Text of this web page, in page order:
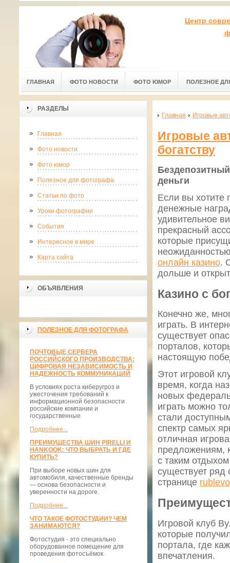
Центр
ГЛАВНАЯ ФОТО НОВОСТИ ФОТО ЮМОР ПОЛЕЗНОЕ
РАЗДЕЛЫ
Главная
Фото новости
Фото юмор
Полезное для фотографа
Статьи по фото
Уроки фотографии
События
Интересное в мире
Карта сайта
ОБЪЯВЛЕНИЯ
ПОЛЕЗНОЕ ДЛЯ ФОТОГРАФА
ПОЧТОВЫЕ СЕРВЕРА
РОССИЙСКОГО ПРОИЗВОДСТВА:
ЦИФРОВАЯ НЕЗАВИСИМОСТЬ И
НАДЕЖНОСТЬ КОММУНИКАЦИЙ
В условиях роста киберугроз и
ужесточения требований к
информационной безопасности
российские компании и
государственные
Подробнее...
ПРЕИМУЩЕСТВА ШИН PIRELLI И
HANKOOK: ЧТО ВЫБРАТЬ И ГДЕ
КУПИТЬ?
При выборе новых шин для
автомобиля, качественные бренды
— основа безопасности и
уверенности на дороге.
Подробнее...
ЧТО ТАКОЕ ФОТОСТУДИИ? ЧЕМ
ЗАНИМАЮТСЯ?
Фотостудия - это специально
оборудованное помещение для
проведения фотосъёмок.
Главная Игровые
Игровые
богатству
деньги
Если вы хотите
денежные
удивительное
прекрасный
которые
онлайн казино.
дольше и
Казино с
Конечно же,
играть. В
существует
порталов,
настоящую
Этот игровой
время, когда
новых
играть можно
стали
спектр самых
отличная
предложениям,
с таким
существует ряд
странице
Игровой клуб
которые
портала, где
впечатления.